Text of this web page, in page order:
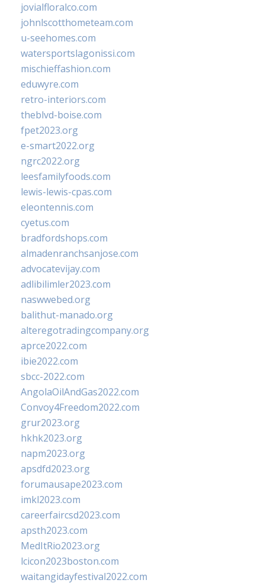
jovialfloralco.com
johnlscotthometeam.com
u-seehomes.com
watersportslagonissi.com
mischieffashion.com
eduwyre.com
retro-interiors.com
theblvd-boise.com
fpet2023.org
e-smart2022.org
ngrc2022.org
leesfamilyfoods.com
lewis-lewis-cpas.com
eleontennis.com
cyetus.com
bradfordshops.com
almadenranchsanjose.com
advocatevijay.com
adlibilimler2023.com
naswwebed.org
balithut-manado.org
alteregotradingcompany.org
aprce2022.com
ibie2022.com
sbcc-2022.com
AngolaOilAndGas2022.com
Convoy4Freedom2022.com
grur2023.org
hkhk2023.org
napm2023.org
apsdfd2023.org
forumausape2023.com
imkl2023.com
careerfaircsd2023.com
apsth2023.com
MedItRio2023.org
lcicon2023boston.com
waitangidayfestival2022.com